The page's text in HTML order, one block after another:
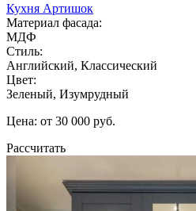
Кухня Артишок
Материал фасада:
МДФ
Стиль:
Английский, Классический
Цвет:
Зеленый, Изумрудный
Цена: от 30 000 руб.
Рассчитать